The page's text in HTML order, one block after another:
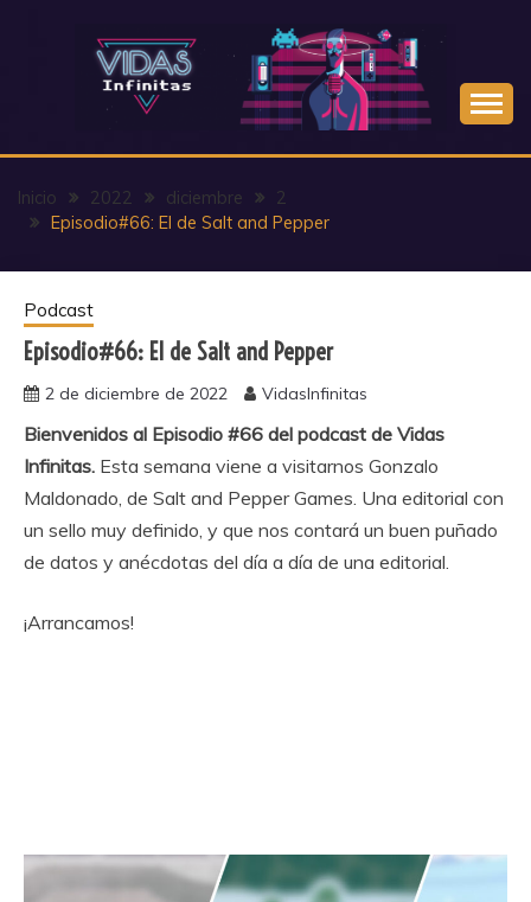
Inicio 2022 diciembre
2
Episodio#66: El de Salt and Pepper
Podcast
Episodio#66: El de Salt and Pepper
2 de diciembre de 2022 VidasInfinitas
Bienvenidos al Episodio #66 del podcast de Vidas
Infinitas. Esta semana viene a visitarnos Gonzalo
Maldonado, de Salt and Pepper Games. Una editorial con
un sello muy definido, y que nos contará un buen puñado
de datos y anécdotas del día a día de una editorial.
¡Arrancamos!